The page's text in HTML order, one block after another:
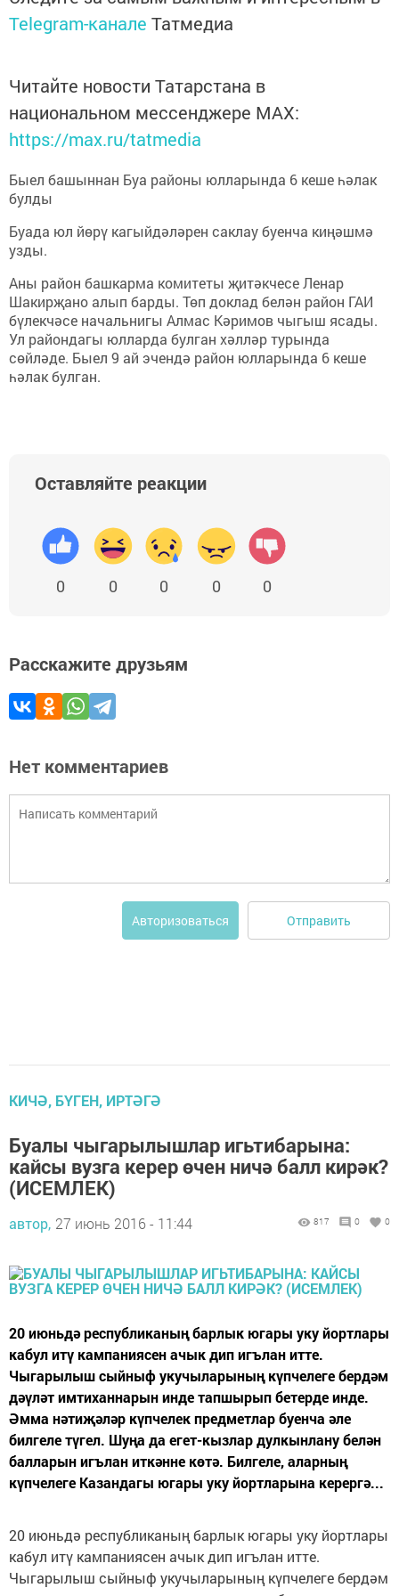
Telegram-канале Татмедиа
Читайте новости Татарстана в
национальном мессенджере MАХ:
https://max.ru/tatmedia
Быел башыннан Буа районы юлларында 6 кеше һәлак
булды
Буада юл йөрү кагыйдәләрен саклау буенча киңәшмә
узды.
Аны район башкарма комитеты җитәкчесе Ленар
Шакирҗано алып барды. Төп доклад белән район ГАИ
бүлекчәсе начальнигы Алмас Кәримов чыгыш ясады.
Ул райондагы юлларда булган хәлләр турында
сөйләде. Быел 9 ай эчендә район юлларында 6 кеше
һәлак булган.
Оставляйте реакции
0 0 0 0 0
Расскажите друзьям
Нет комментариев
Авторизоваться Отправить
КИЧӘ, БҮГЕН, ИРТӘГӘ
Буалы чыгарылышлар игьтибарына:
кайсы вузга керер өчен ничә балл кирәк?
(ИСЕМЛЕК)
автор, 27 июнь 2016 - 11:44 817 0 0
20 июньдә республиканың барлык югары уку йортлары
кабул итү кампаниясен ачык дип игълан итте.
Чыгарылыш сыйныф укучыларының күпчелеге бердәм
дәүләт имтиханнарын инде тапшырып бетерде инде.
Әмма нәтиҗәләр күпчелек предметлар буенча әле
билгеле түгел. Шуңа да егет-кызлар дулкынлану белән
балларын игълан иткәнне көтә. Билгеле, аларның
күпчелеге Казандагы югары уку йортларына керергә...
20 июньдә республиканың барлык югары уку йортлары
кабул итү кампаниясен ачык дип игълан итте.
Чыгарылыш сыйныф укучыларының күпчелеге бердәм